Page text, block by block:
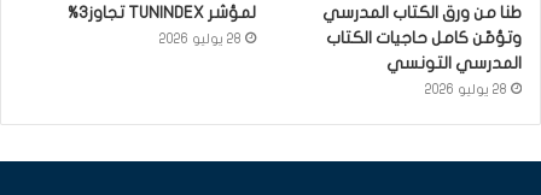
طنا من ورق الكتاب المدرسي
وتؤمّن كامل حاجيات الكتاب
المدرسي التونسي
28 يوليو 2026
لمؤشر TUNINDEX تجاوز3%
28 يوليو 2026